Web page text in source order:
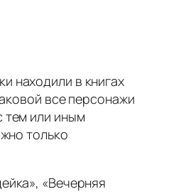
находили в книгах
все персонажи
тем или иным
только
«Вечерняя